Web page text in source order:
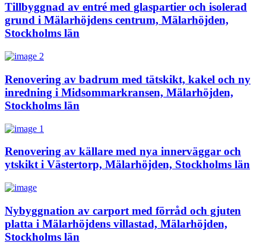
Tillbyggnad av entré med glaspartier och isolerad
grund i Mälarhöjdens centrum, Mälarhöjden,
Stockholms län
Renovering av badrum med tätskikt, kakel och ny
inredning i Midsommarkransen, Mälarhöjden,
Stockholms län
Renovering av källare med nya innerväggar och
ytskikt i Västertorp, Mälarhöjden, Stockholms län
Nybyggnation av carport med förråd och gjuten
platta i Mälarhöjdens villastad, Mälarhöjden,
Stockholms län